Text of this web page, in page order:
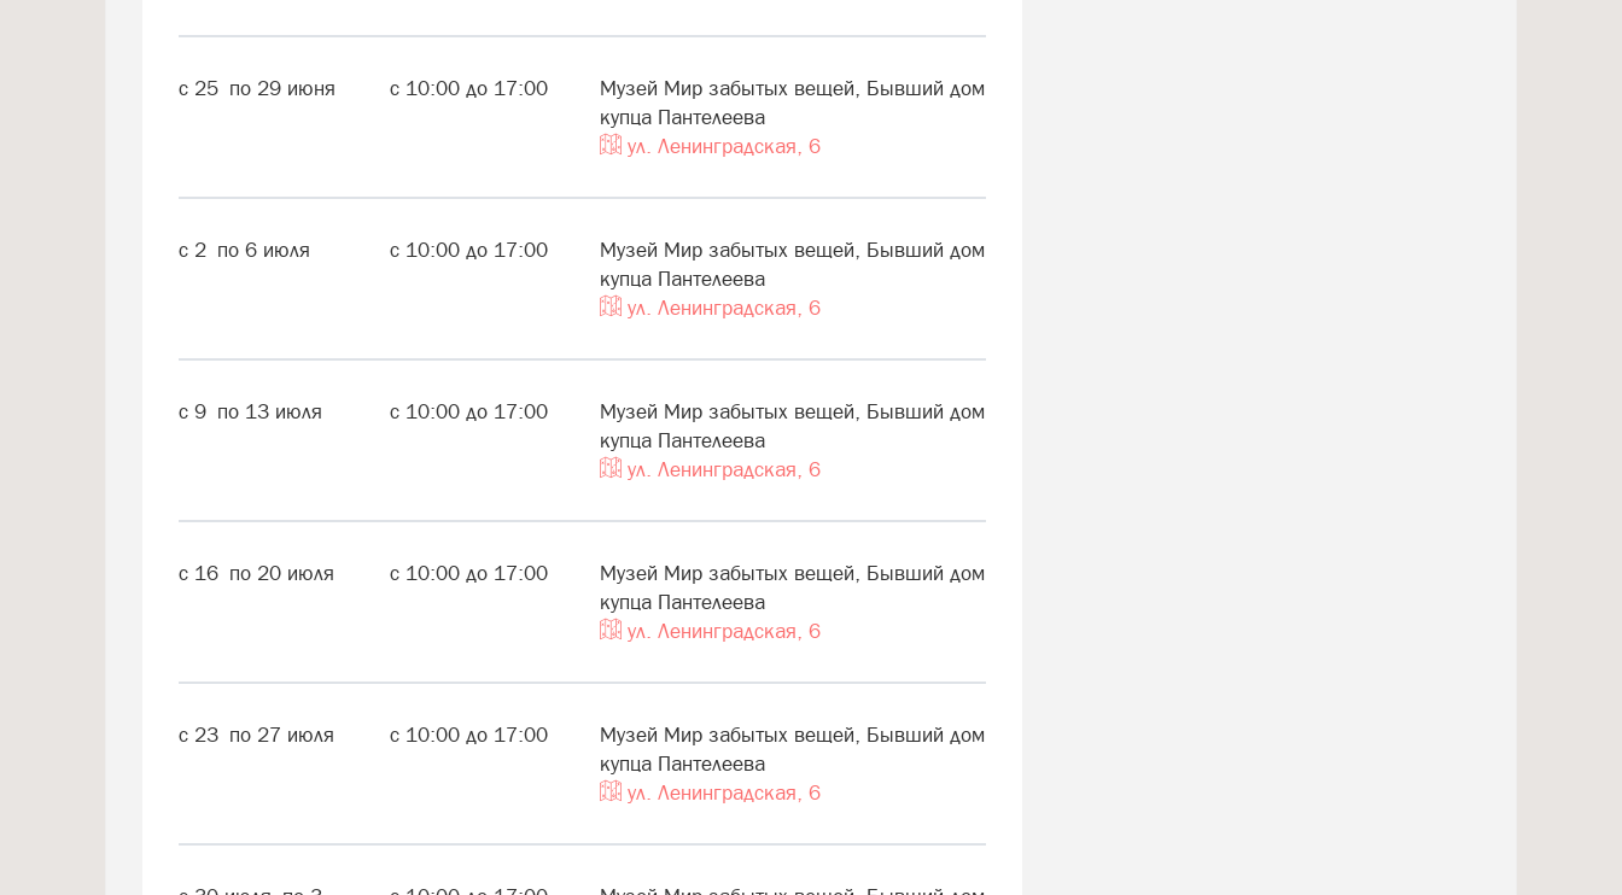
с 25 по 29 июня с 10:00до 17:00
Музей Мир забытых вещей, Бывший дом
купца Пантелеева
ул. Ленинградская, 6
с 2 по 6 июля с 10:00до 17:00
Музей Мир забытых вещей, Бывший дом
купца Пантелеева
ул. Ленинградская, 6
с 9 по 13 июля с 10:00до 17:00
Музей Мир забытых вещей, Бывший дом
купца Пантелеева
ул. Ленинградская, 6
с 16 по 20 июля с 10:00до 17:00
Музей Мир забытых вещей, Бывший дом
купца Пантелеева
ул. Ленинградская, 6
с 23 по 27 июля с 10:00до 17:00
Музей Мир забытых вещей, Бывший дом
купца Пантелеева
ул. Ленинградская, 6